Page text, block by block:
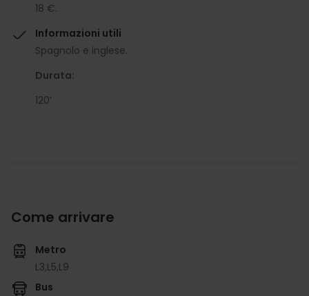
18 €.
Informazioni utili
Spagnolo e inglese.
Durata:
120’
Come arrivare
Metro
L3,L5,L9
Bus